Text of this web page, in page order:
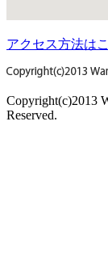
アクセス方法は
Copyright(c)2013
Reserved.